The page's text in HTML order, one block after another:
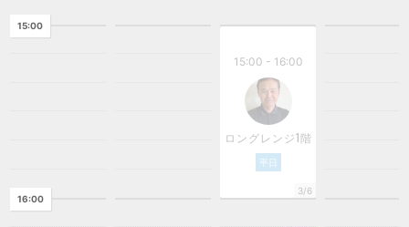
15:00 - 16:00
ロングレンジ1階
平日
3/6
15:00
16:00